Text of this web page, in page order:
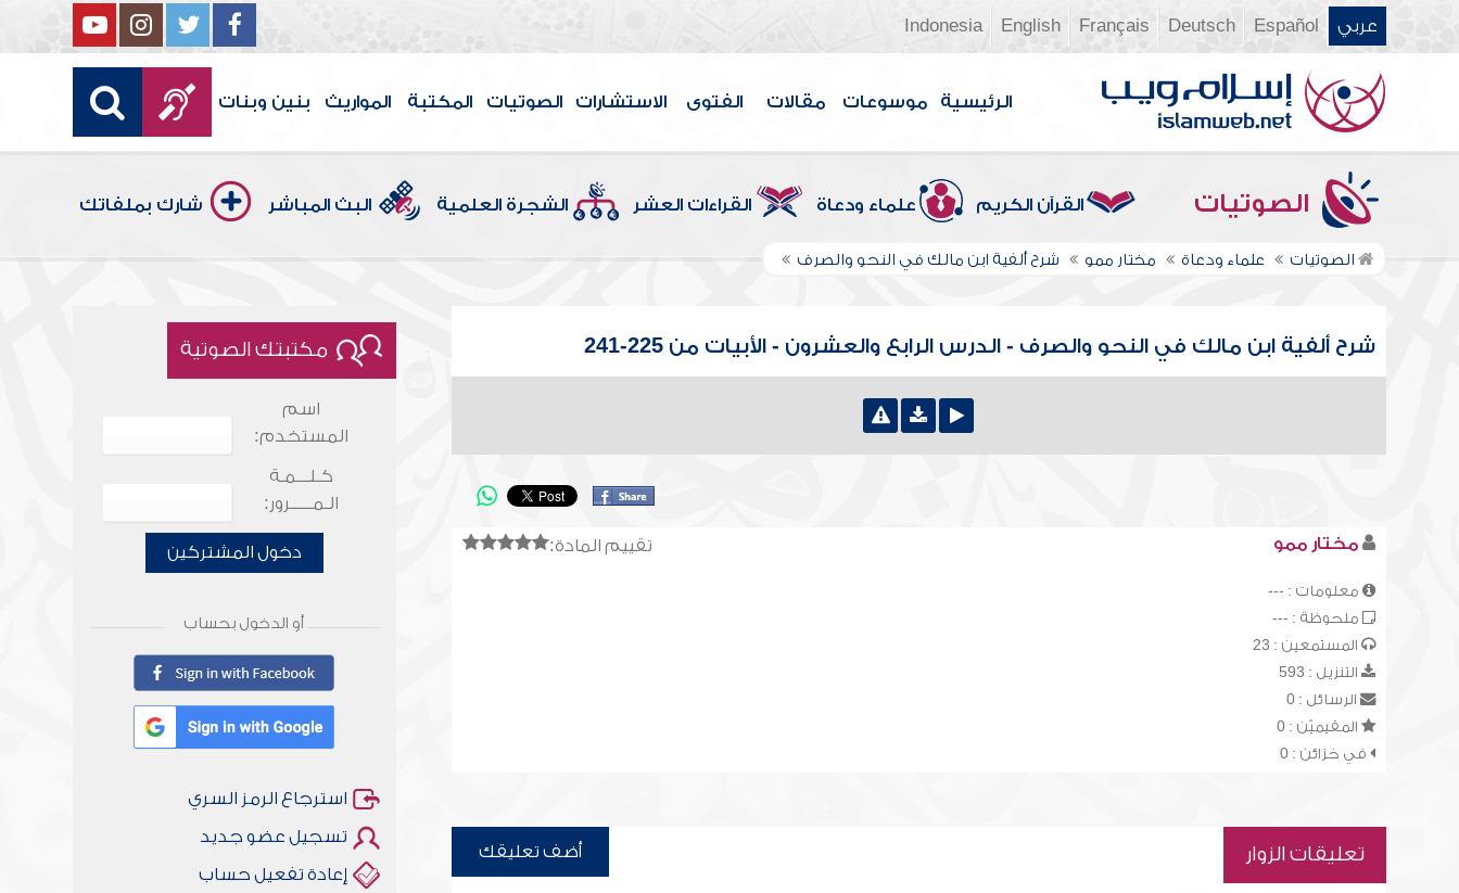
عربي Español
Deutsch
Français
English
Indonesia
الرئيسية موسوعات مقالات الفتوى الاستشارات الصوتيات المكتبة المواريث بنين وبنات
الصوتيات القرآن الكريم علماء ودعاة القراءات العشر الشجرة العلمية البث المباشر شارك بملفاتك
الصوتيات علماء ودعاة مختار ممو شرح ألفية ابن مالك في النحو والصرف
شرح ألفية ابن مالك في النحو والصرف - الدرس الرابع والعشرون - الأبيات من 225-241
تقييم المادة: مختار ممو
معلومات : ---
ملحوظة : ---
المستمعين : 23
التنزيل : 593
الرسائل : 0
المقيميّن : 0
في خزائن : 0
تعليقات الزوار أضف تعليقك
مكتبتك الصوتية
اسم
المستخدم:
كـلـــمـة
الـمـــــرور:
دخول المشتركين
أو الدخول بحساب
استرجاع الرمز السري
تسجيل عضو جديد
إعادة تفعيل حساب